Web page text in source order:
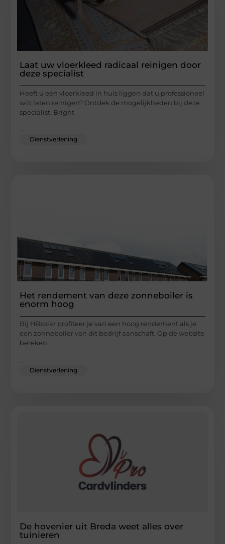
Laat uw vloerkleed radicaal reinigen door
deze specialist
Heeft u een vloerkleed in huis liggen dat u professioneel
wilt laten reinigen? Ontdek de mogelijkheden bij deze
specialist. Bright
...
Dienstverlening
Het rendement van deze zonneboiler is
enorm hoog
Bij HRsolar profiteer je van een hoog rendement als je
een zonneboiler van dit bedrijf aanschaft. Op de website
bereken
Dienstverlening
De hovenier uit Breda weet alles over
tuinieren